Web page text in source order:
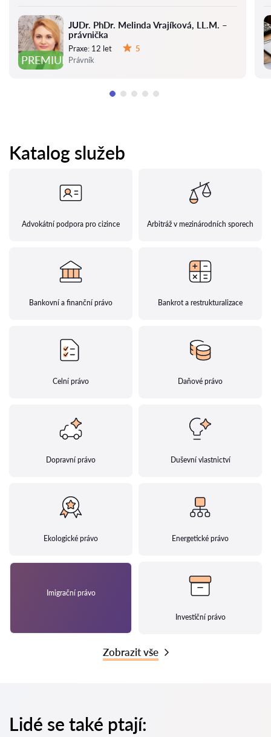
PREMIUM
JUDr. PhDr. Melinda Vrajíková, LL.M. –
právnička
Praxe: 12 let
5
Právník
Katalog služeb
Advokátní podpora pro cizince Arbitráž v mezinárodních sporech
Bankovní a finanční právo Bankrot a restrukturalizace
Celní právo Daňové právo
Dopravní právo Duševní vlastnictví
Ekologické právo Energetické právo
Imigrační právo
Investiční právo
Zobrazit vše
Lidé se také ptají: